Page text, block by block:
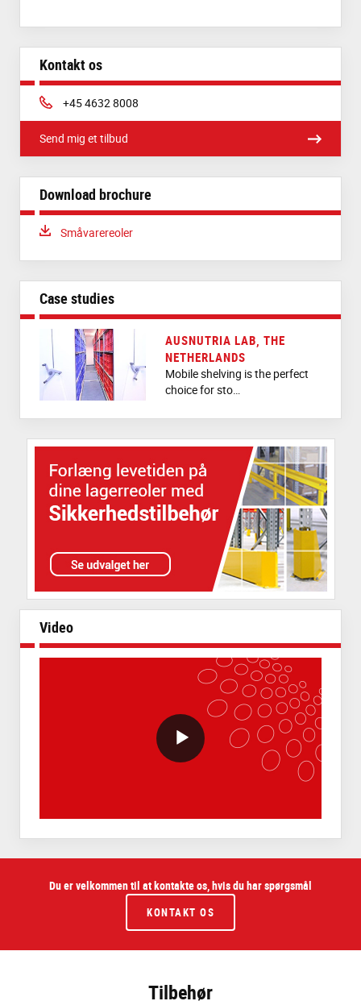
Kontakt os
Phone:
+45 4632 8008
Send mig et tilbud
Download brochure
Download:
Småvarereoler
Case studies
AUSNUTRIA LAB, THE
NETHERLANDS
Mobile shelving is the perfect
choice for sto…
Video
VideoWithLightboxBlock
Du er velkommen til at kontakte os, hvis du har spørgsmål
KONTAKT OS
Tilbehør